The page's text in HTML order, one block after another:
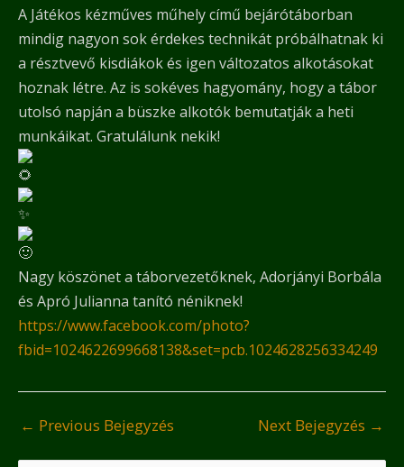
A Játékos kézműves műhely című bejárótáborban
mindig nagyon sok érdekes technikát próbálhatnak ki
a résztvevő kisdiákok és igen változatos alkotásokat
hoznak létre. Az is sokéves hagyomány, hogy a tábor
utolsó napján a büszke alkotók bemutatják a heti
munkáikat. Gratulálunk nekik!
Nagy köszönet a táborvezetőknek, Adorjányi Borbála
és Apró Julianna tanító néniknek!
https://www.facebook.com/photo?
fbid=1024622699668138&set=pcb.1024628256334249
← Previous Bejegyzés Next Bejegyzés →